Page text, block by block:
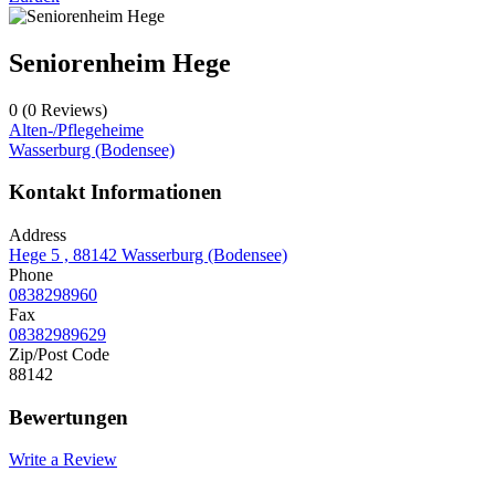
Seniorenheim Hege
0 (0 Reviews)
Alten-/Pflegeheime
Wasserburg (Bodensee)
Kontakt Informationen
Address
Hege 5 , 88142 Wasserburg (Bodensee)
Phone
0838298960
Fax
08382989629
Zip/Post Code
88142
Bewertungen
Write a Review